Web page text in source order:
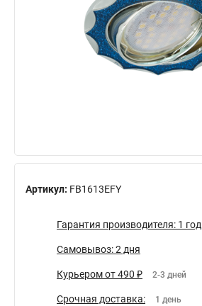
Артикул: FB1613EFY
Гарантия производителя: 1 год
Самовывоз: 2 дня
Курьером от 490 ₽ 2-3 дней
Срочная доставка: 1 день